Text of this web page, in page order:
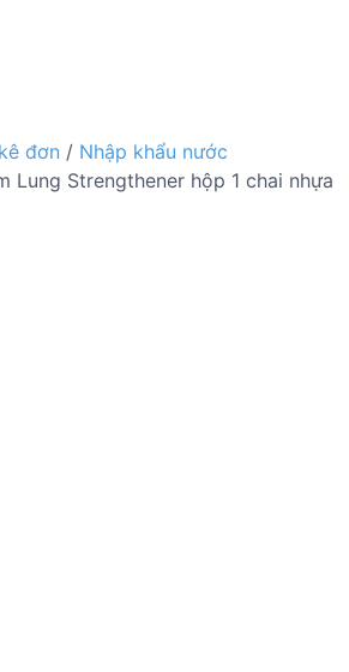
đơn / Nhập khẩu nước
Lung Strengthener hộp 1 chai nhựa